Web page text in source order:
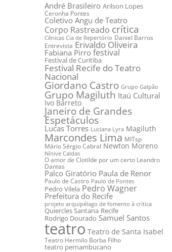
André Brasileiro Arilson Lopes
Ceronha Pontes
Coletivo Angu de Teatro
Corpo Rastreado crítica
Cênicas Cia de Repertório Daniel Barros
Entrevista Erivaldo Oliveira
Fabiana Pirro festival
Festival de Curitiba
Festival Recife do Teatro
Nacional
Giordano Castro Grupo Galpão
Grupo Magiluth Itaú Cultural
Ivo Barreto
Janeiro de Grandes
Espetáculos
Lucas Torres Luciana Lyra Magiluth
Marcondes Lima MITsp
Mário Sérgio Cabral Newton Moreno
Nínive Caldas
O amor de Clotilde por um certo Leandro
Dantas
Palco Giratório Paula de Renor
Paulo de Castro Paulo de Pontes
Pedro Vilela Pedro Wagner
Prefeitura do Recife
projeto arquipélago de fomento à crítica
Quiercles Santana Recife
Rodrigo Dourado Samuel Santos
teatro Teatro de Santa Isabel
Teatro Hermilo Borba Filho
teatro pernambucano